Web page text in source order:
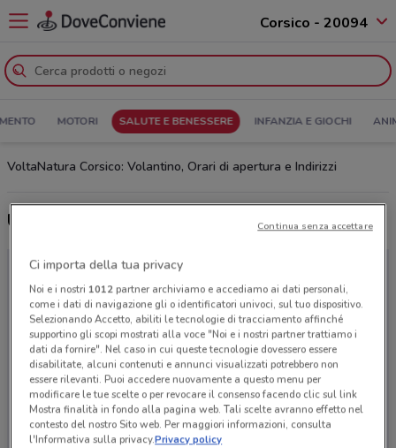
Corsico - 20094
MOTORI SALUTE E BENESSERE INFANZIA E GIOCHI
VoltaNatura Corsico: Volantino, Orari di apertura e Indirizzi
Ultime offerte del volantino VoltaNatura
Ci importa della tua privacy
Noi e i nostri 1012partner archiviamo e accediamo ai dati personali,
come i dati di navigazione gli o identificatori univoci, sul tuo dispositivo.
Selezionando Accetto, abiliti le tecnologie di tracciamento affinché
supportino gli scopi mostrati alla voce "Noi e i nostri partner trattiamo i
dati da fornire". Nel caso in cui queste tecnologie dovessero essere
disabilitate, alcuni contenuti e annunci visualizzati potrebbero non
essere rilevanti. Puoi accedere nuovamente a questo menu per
modificare le tue scelte o per revocare il consenso facendo clic sul link
Mostra finalità in fondo alla pagina web. Tali scelte avranno effetto nel
contesto del nostro Sito web. Per maggiori informazioni, consulta
l'Informativa sulla privacy.Privacy policy
Continua senza accettare